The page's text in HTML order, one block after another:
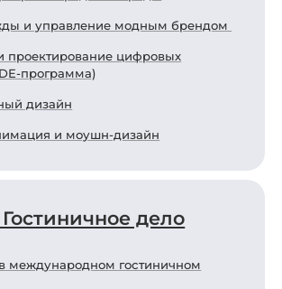
и управление модным брендом
проектирование цифровых
программа)
дизайн
и моушн-дизайн
дело
международном гостиничном